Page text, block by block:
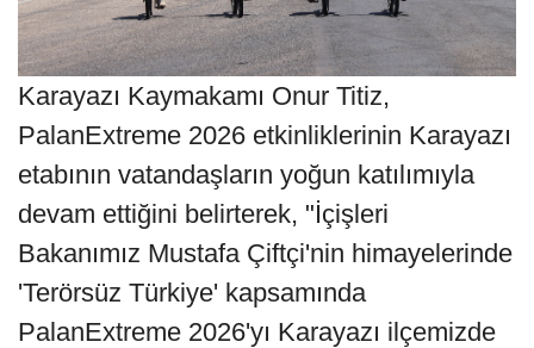
Karayazı Kaymakamı Onur Titiz,
PalanExtreme 2026 etkinliklerinin Karayazı
etabının vatandaşların yoğun katılımıyla
devam ettiğini belirterek, "İçişleri
Bakanımız Mustafa Çiftçi'nin himayelerinde
'Terörsüz Türkiye' kapsamında
PalanExtreme 2026'yı Karayazı ilçemizde